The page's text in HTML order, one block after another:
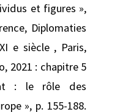
et figures »,
Diplomaties
e siècle , Paris,
2021 : chapitre 5
: le rôle des
», p. 155‑188.